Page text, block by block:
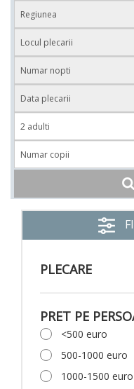
PLECARE
PRET PE
<500 euro
500-1000 euro
1000-1500 euro